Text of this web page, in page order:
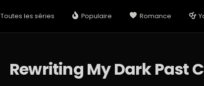
Toutes les séries Populaire Romance
Rewriting My Dark Past